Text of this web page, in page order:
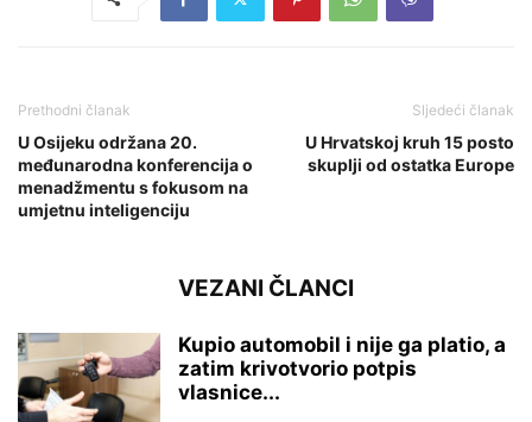
Prethodni članak
U Osijeku održana 20.
međunarodna konferencija o
menadžmentu s fokusom na
umjetnu inteligenciju
Sljedeći članak
U Hrvatskoj kruh 15 posto
skuplji od ostatka Europe
VEZANI ČLANCI
Kupio automobil i nije ga platio, a
zatim krivotvorio potpis
vlasnice...